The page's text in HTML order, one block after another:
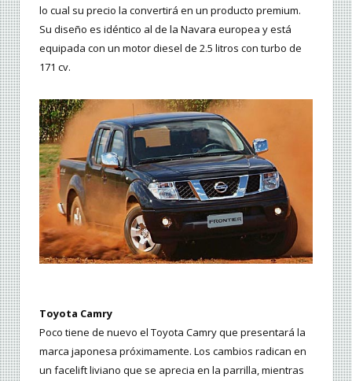
lo cual su precio la convertirá en un producto premium.
Su diseño es idéntico al de la Navara europea y está
equipada con un motor diesel de 2.5 litros con turbo de
171 cv.
Toyota Camry
Poco tiene de nuevo el Toyota Camry que presentará la
marca japonesa próximamente. Los cambios radican en
un facelift liviano que se aprecia en la parrilla, mientras